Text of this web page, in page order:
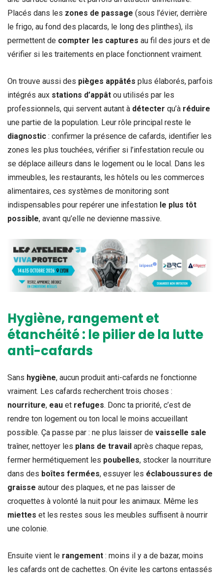
Placés dans les zones de passage (sous l’évier, derrière
le frigo, au fond des placards, le long des plinthes), ils
permettent de compter les captures au fil des jours et de
vérifier si les traitements en place fonctionnent vraiment.
On trouve aussi des pièges appâtés plus élaborés, parfois
intégrés aux stations d’appât ou utilisés par les
professionnels, qui servent autant à détecter qu’à réduire
une partie de la population. Leur rôle principal reste le
diagnostic : confirmer la présence de cafards, identifier les
zones les plus touchées, vérifier si l’infestation recule ou
se déplace ailleurs dans le logement ou le local. Dans les
immeubles, les restaurants, les hôtels ou les commerces
alimentaires, ces systèmes de monitoring sont
indispensables pour repérer une infestation le plus tôt
possible, avant qu’elle ne devienne massive.
Hygiène, rangement et
étanchéité : le pilier de la lutte
anti-cafards
Sans hygiène, aucun produit anti-cafards ne fonctionne
vraiment. Les cafards recherchent trois choses :
nourriture, eau et refuges. Donc ta priorité, c’est de
rendre ton logement ou ton local le moins accueillant
possible. Ça passe par : ne plus laisser de vaisselle sale
traîner, nettoyer les plans de travail après chaque repas,
fermer hermétiquement les poubelles, stocker la nourriture
dans des boîtes fermées, essuyer les éclaboussures de
graisse autour des plaques, et ne pas laisser de
croquettes à volonté la nuit pour les animaux. Même les
miettes et les restes sous les meubles suffisent à nourrir
une colonie.
Ensuite vient le rangement : moins il y a de bazar, moins
les cafards ont de cachettes. On évite les cartons entassés